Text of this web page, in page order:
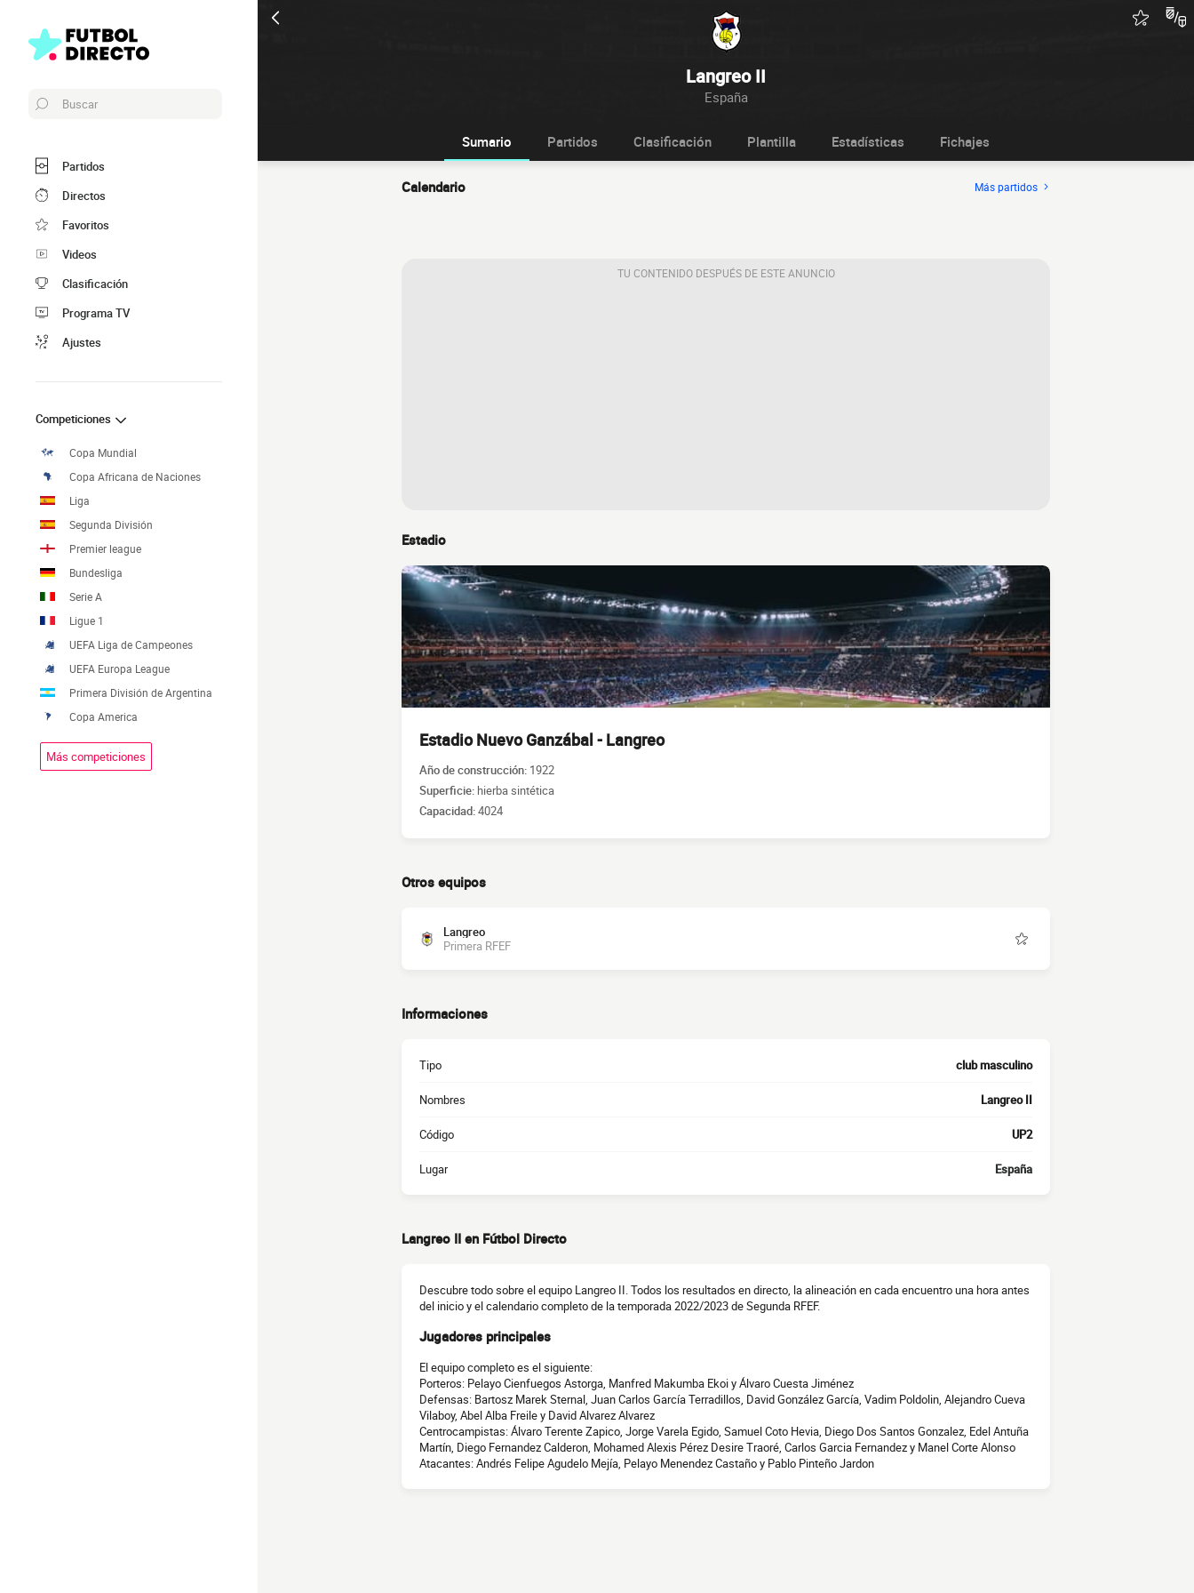
Langreo II
España
Buscar
Partidos
Directos
Favoritos
Videos
Clasificación
Programa TV
Ajustes
Competiciones
Copa Mundial
Copa Africana de Naciones
Liga
Segunda División
Premier league
Bundesliga
Serie A
Ligue 1
UEFA Liga de Campeones
UEFA Europa League
Primera División de Argentina
Copa America
Más competiciones
Sumario Partidos Clasificación Plantilla Estadísticas Fichajes
Calendario Más partidos
TU CONTENIDO DESPUÉS DE ESTE ANUNCIO
Estadio
Estadio Nuevo Ganzábal - Langreo
Año de construcción: 1922
Superficie: hierba sintética
Capacidad:4024
Otros equipos
Langreo
Primera RFEF
Informaciones
Tipo club masculino
Nombres Langreo II
Código UP2
Lugar España
Langreo II en Fútbol Directo
Descubre todo sobre el equipo Langreo II. Todos los resultados en directo, la alineación en cada encuentro una hora antes
del inicio y el calendario completo de la temporada 2022/2023 de Segunda RFEF.
Jugadores principales
El equipo completo es el siguiente:
Porteros: Pelayo Cienfuegos Astorga, Manfred Makumba Ekoi y Álvaro Cuesta Jiménez
Defensas: Bartosz Marek Sternal, Juan Carlos García Terradillos, David González García, Vadim Poldolin, Alejandro Cueva
Vilaboy, Abel Alba Freile y David Alvarez Alvarez
Centrocampistas: Álvaro Terente Zapico, Jorge Varela Egido, Samuel Coto Hevia, Diego Dos Santos Gonzalez, Edel Antuña
Martín, Diego Fernandez Calderon, Mohamed Alexis Pérez Desire Traoré, Carlos Garcia Fernandez y Manel Corte Alonso
Atacantes: Andrés Felipe Agudelo Mejía, Pelayo Menendez Castaño y Pablo Pinteño Jardon